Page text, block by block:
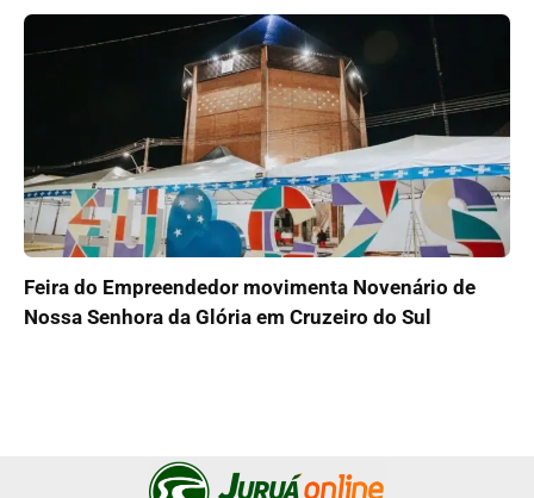
Feira do Empreendedor movimenta Novenário de
Nossa Senhora da Glória em Cruzeiro do Sul